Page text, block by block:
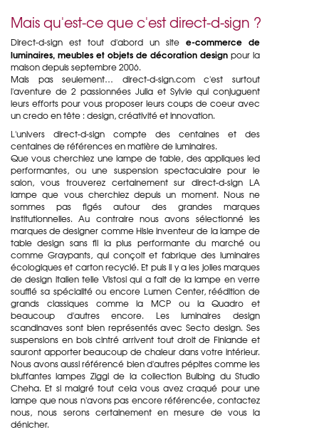
Mais qu'est-ce que c'est direct-d-sign ?
Direct-d-sign est tout d'abord un site e-commerce de
luminaires, meubles et objets de décoration design pour la
maison depuis septembre 2006.
Mais pas seulement… direct-d-sign.com c'est surtout
l'aventure de 2 passionnées Julia et Sylvie qui conjuguent
leurs efforts pour vous proposer leurs coups de coeur avec
un credo en tête : design, créativité et innovation.
L'univers direct-d-sign compte des centaines et des
centaines de références en matière deluminaires.
Que vous cherchiez une lampe de table, des appliques led
performantes, ou une suspension spectaculaire pour le
salon, vous trouverez certainement sur direct-d-sign LA
lampe que vous cherchiez depuis un moment. Nous ne
sommes pas figés autour des grandes marques
institutionnelles. Au contraire nous avons sélectionné les
marques de designer comme Hisle inventeur de la lampe de
table design sans fil la plus performante du marché ou
comme Graypants, qui conçoit et fabrique des luminaires
écologiques et carton recyclé. Et puis il y a les jolies marques
de design italien telle Vistosi qui a fait de la lampe en verre
soufflé sa spécialité ou encore Lumen Center, réédition de
grands classiques comme la MCP ou la Quadro et
beaucoup d'autres encore. Les luminaires design
scandinaves sont bien représentés avec Secto design. Ses
suspensions en bois cintré arrivent tout droit de Finlande et
sauront apporter beaucoup de chaleur dans votre intérieur.
Nous avons aussi référencé bien d'autres pépites comme les
bluffantes lampes Ziggi de la collection Bulbing du Studio
Cheha. Et si malgré tout cela vous avez craqué pour une
lampe que nous n'avons pas encore référencée, contactez
nous, nous serons certainement en mesure de vous la
dénicher.